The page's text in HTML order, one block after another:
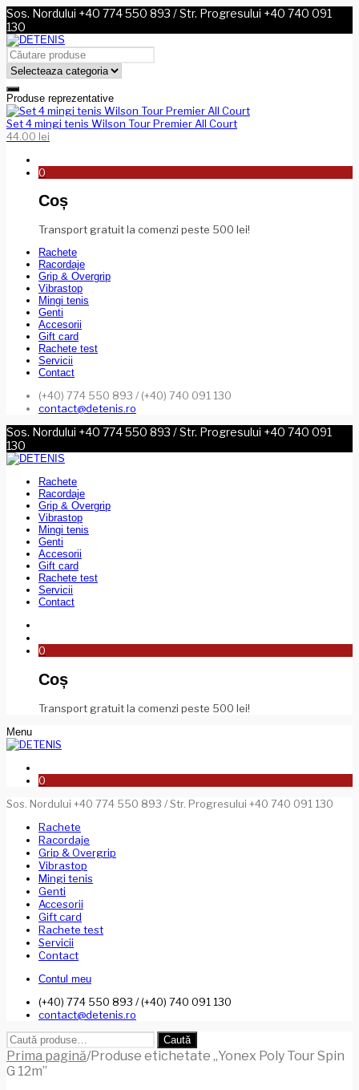
Sos. Nordului +40 774 550 893 / Str. Progresului +40 740 091
130
Produse reprezentative
Set 4 mingi tenis Wilson Tour Premier All Court
44.00 lei
0
Coș
Transport gratuit la comenzi peste 500 lei!
Rachete
Racordaje
Grip & Overgrip
Vibrastop
Mingi tenis
Genti
Accesorii
Gift card
Rachete test
Servicii
Contact
(+40) 774 550 893 / (+40) 740 091 130
contact@detenis.ro
Sos. Nordului +40 774 550 893 / Str. Progresului +40 740 091
130
Rachete
Racordaje
Grip & Overgrip
Vibrastop
Mingi tenis
Genti
Accesorii
Gift card
Rachete test
Servicii
Contact
0
Coș
Transport gratuit la comenzi peste 500 lei!
Menu
0
Sos. Nordului +40 774 550 893 / Str. Progresului +40 740 091 130
Rachete
Racordaje
Grip & Overgrip
Vibrastop
Mingi tenis
Genti
Accesorii
Gift card
Rachete test
Servicii
Contact
Contul meu
(+40) 774 550 893 / (+40) 740 091 130
contact@detenis.ro
Caută
după:
Caută
Prima pagină/Produse etichetate „Yonex Poly Tour Spin
G 12m”